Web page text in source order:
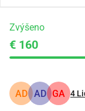
Zvýšeno
€ 160
AD AD GA 4